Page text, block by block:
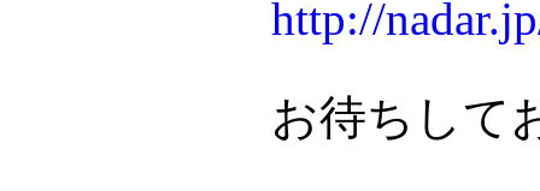
http://
お待ちして